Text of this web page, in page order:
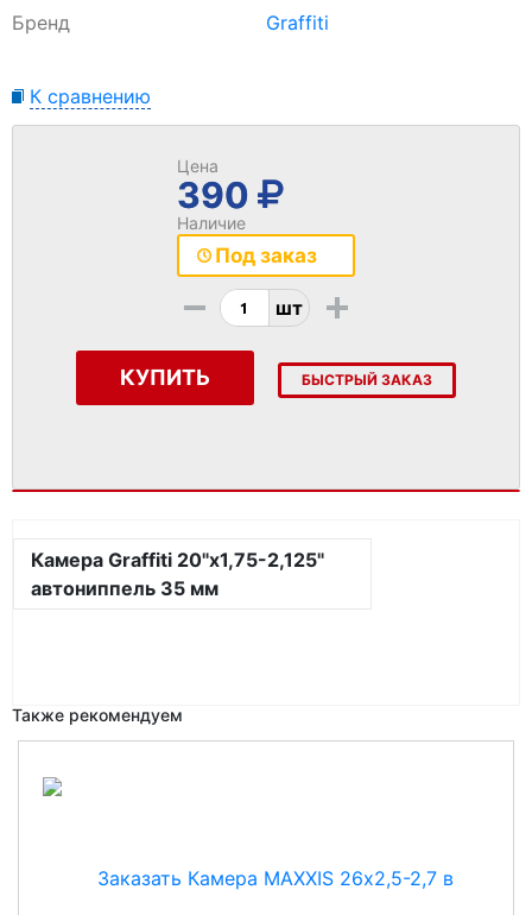
Бренд
Graffiti
К сравнению
Цена
390
Наличие
Под заказ
- шт +
КУПИТЬ БЫСТРЫЙ ЗАКАЗ
Камера Graffiti 20"x1,75-2,125"
автониппель 35 мм
Также рекомендуем